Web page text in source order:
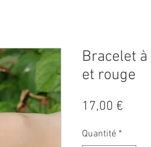
Bracelet
et rouge
17,00 €
Quantité *